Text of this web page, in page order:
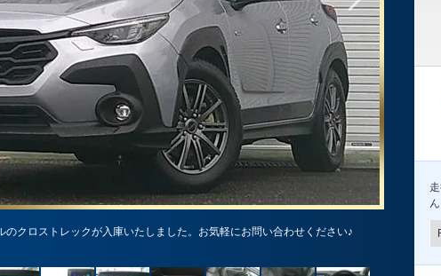
クロストレックが入庫いたしました。お気軽にお問い合わせください♪